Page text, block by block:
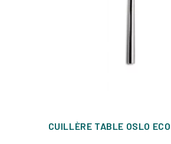
CUILLÈRE TABLE OSLO